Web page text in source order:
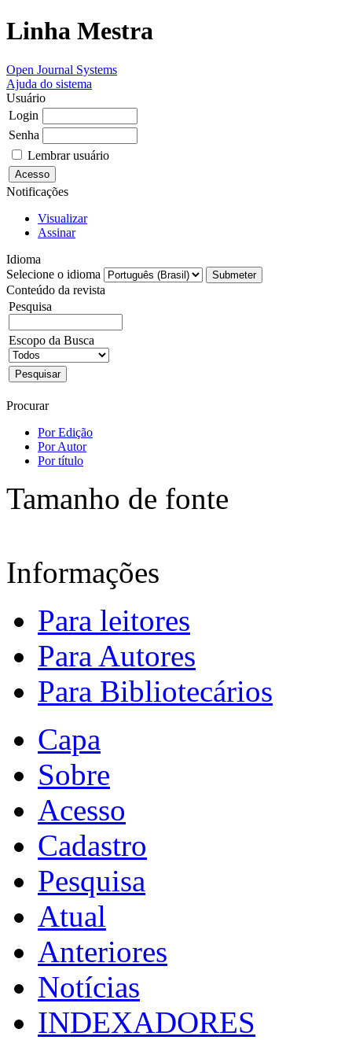
Linha Mestra
Open Journal Systems
Ajuda do sistema
Usuário
Login
Senha
Lembrar usuário
Notificações
Visualizar
Assinar
Idioma
Selecione o idioma
Conteúdo da revista
Pesquisa
Escopo da Busca
Procurar
Por Edição
Por Autor
Por título
Tamanho de fonte
Informações
Para leitores
Para Autores
Para Bibliotecários
Capa
Sobre
Acesso
Cadastro
Pesquisa
Atual
Anteriores
Notícias
INDEXADORES